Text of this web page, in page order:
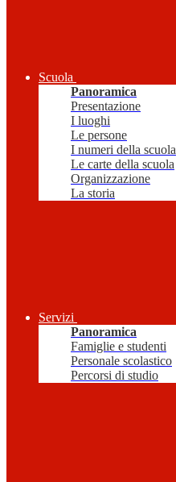
Scuola
Panoramica
Presentazione
I luoghi
Le persone
I numeri della scuola
Le carte della scuola
Organizzazione
La storia
Servizi
Panoramica
Famiglie e studenti
Personale scolastico
Percorsi di studio